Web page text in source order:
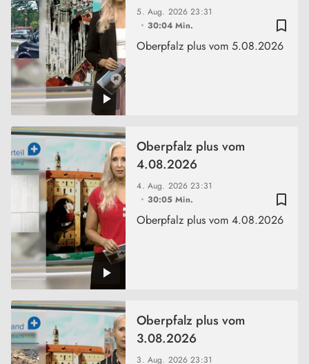
bookmark_border
5. Aug. 202623:31
30:04 Min.
Oberpfalz plus vom 5.08.2026
bookmark_border
4. Aug. 202623:31
30:05 Min.
Oberpfalz plus vom
4.08.2026
Oberpfalz plus vom 4.08.2026
3. Aug. 202623:31
Oberpfalz plus vom
3.08.2026